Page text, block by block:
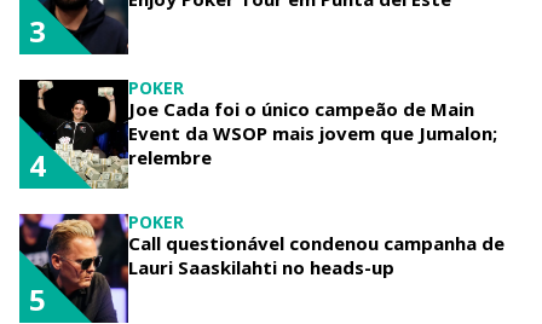
3
POKER
Joe Cada foi o único campeão de Main
Event da WSOP mais jovem que Jumalon;
relembre
4
POKER
Call questionável condenou campanha de
Lauri Saaskilahti no heads-up
5